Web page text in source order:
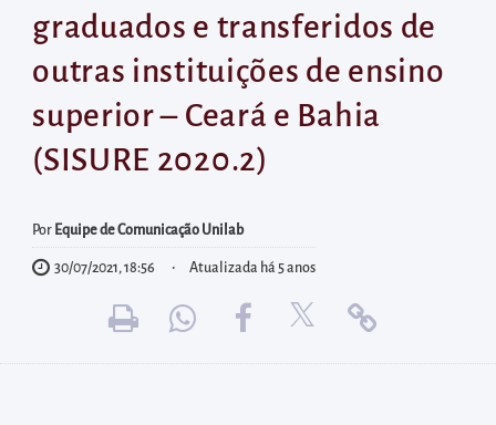
diretamente
menu
principal
Acessar
área
para
graduados e transferidos de
outras instituições de ensino
superior – Ceará e Bahia
(SISURE 2020.2)
Por Equipe de Comunicação Unilab
30/07/2021, 18:56 Atualizada há 5 anos